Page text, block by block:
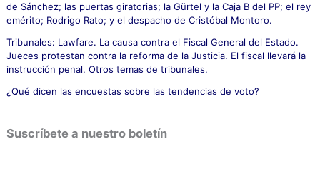
de Sánchez; las puertas giratorias; la Gürtel y la Caja B del PP; el rey
emérito; Rodrigo Rato; y el despacho de Cristóbal Montoro.
Tribunales: Lawfare. La causa contra el Fiscal General del Estado.
Jueces protestan contra la reforma de la Justicia. El fiscal llevará la
instrucción penal. Otros temas de tribunales.
¿Qué dicen las encuestas sobre las tendencias de voto?
Suscríbete a nuestro boletín